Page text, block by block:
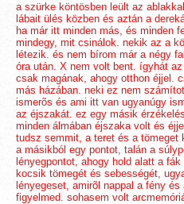
a szürke köntösben leült az
lábait ülés közben és aztán a
ha már itt minden más, és minden
mindegy, mit csinálok. nekik az a
létezik. és nem bírom már a négy
óra után. X nem volt bent. ígyhát
csak magának, ahogy otthon éjjel.
más házában. neki ez nem
ismerõs és ami itt van ugyanúgy
az éjszakát. ez egy másik
minden álmában éjszaka volt és
tudsz semmit, a teret és a tömeget
a másikból egy pontot, talán a
lényegpontot, ahogy hold alatt a
kocsik tömegét és sebességét,
lényegeset, amirõl nappal a fény
figyelmed. sohasem volt